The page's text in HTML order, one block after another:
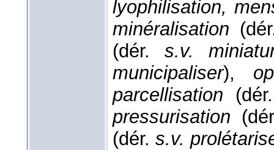
lyophilisation,
minéralisation
(dér. s.v.
municipaliser),
parcellisation
pressurisation
(dér. s.v.